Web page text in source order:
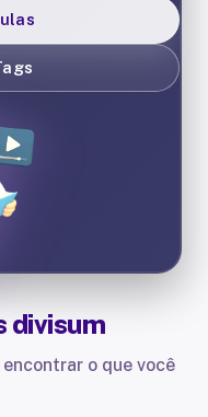
divisum
o que você